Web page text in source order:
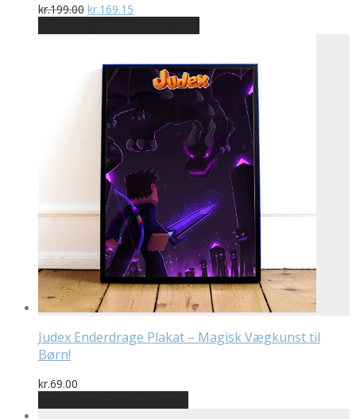
kr.199.00 Den
pris
kr.199.00.
kr.169.15
pris
kr.169.15.
Judex Enderdrage Plakat – Magisk Vægkunst til
Børn!
kr.69.00